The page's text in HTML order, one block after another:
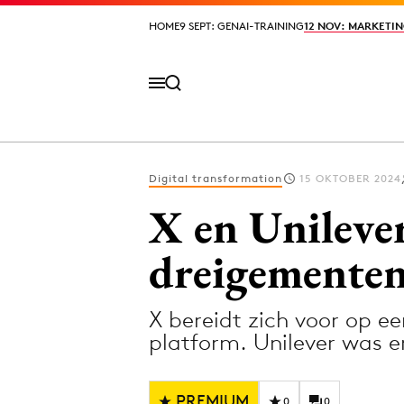
HOME9 SEPT: GENAI-TRAINING12 NOV:
HOME9 SEPT: GENAI-TRAINING12 NOV:
Design
Digital
Diversiteit
Digital transformation 15 OKTOBER 2024
X en
X bereidt zich voor op
platform. Unilever was
0 0